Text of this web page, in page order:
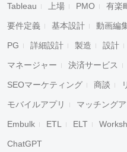
Tableau 上場 PMO 有楽
要件定義 基本設計 動画編
PG 詳細設計 製造 設計
マネージャー 決済サービス
SEOマーケティング 商談
モバイルアプリ マッチングア
Embulk ETL ELT
ChatGPT